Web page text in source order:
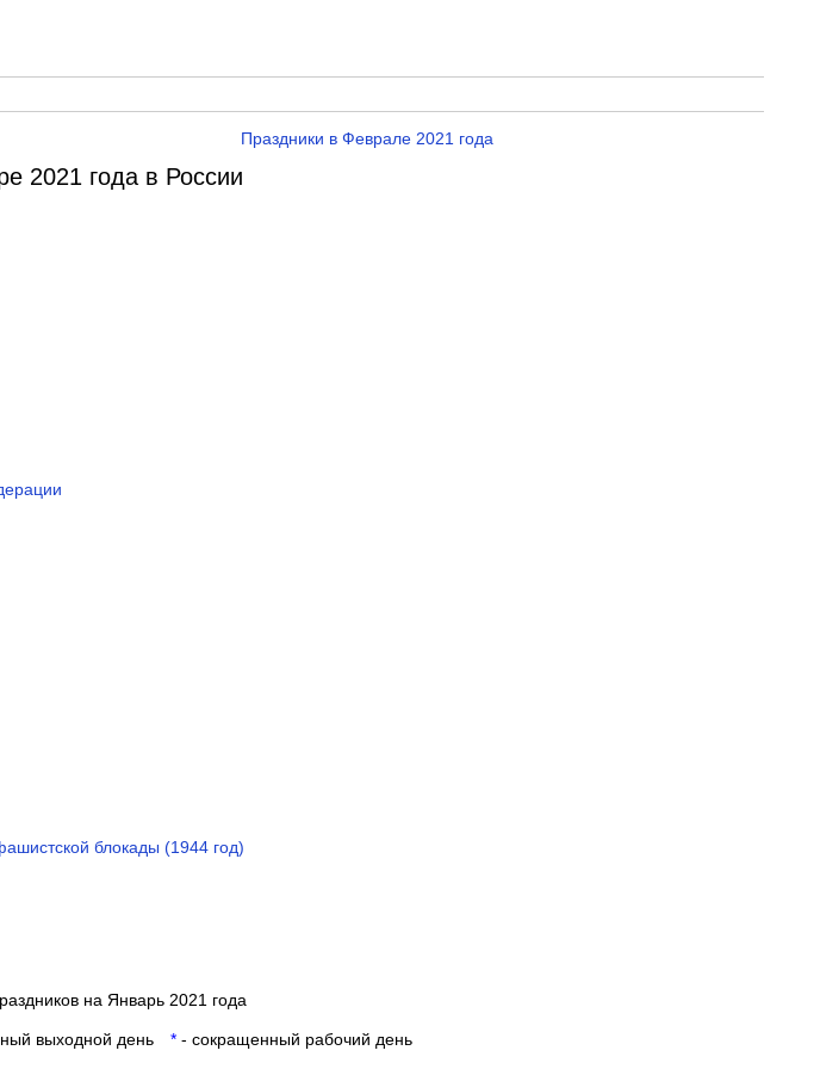
Праздники в Феврале 2021 года
2021 года в России
блокады (1944 год)
на Январь 2021 года
выходной день *- сокращенный рабочий день